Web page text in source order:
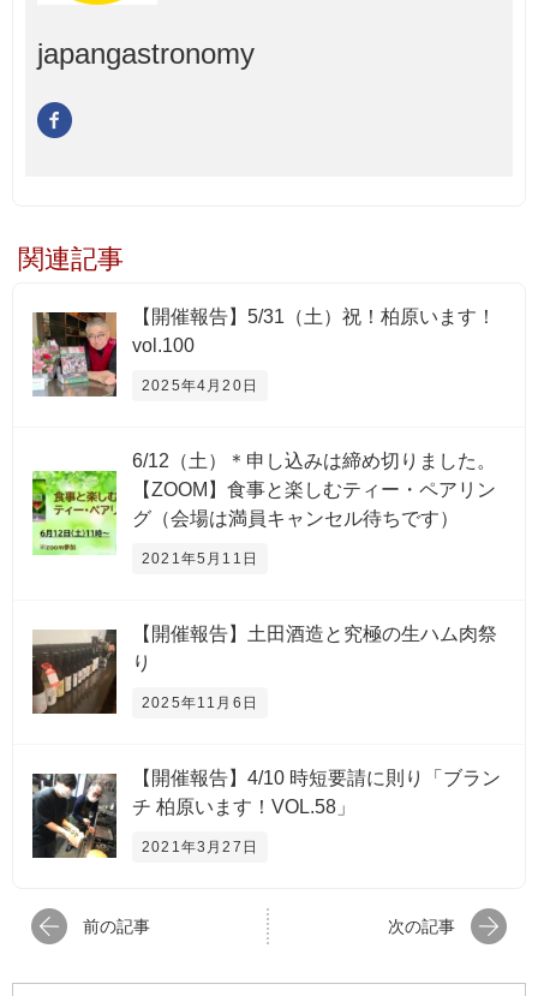
japangastronomy
関連記事
【開催報告】5/31（土）祝！柏原います！
vol.100
2025年4月20日
6/12（土）＊申し込みは締め切りました。
【ZOOM】食事と楽しむティー・ペアリン
グ（会場は満員キャンセル待ちです）
2021年5月11日
【開催報告】土田酒造と究極の生ハム肉祭
り
2025年11月6日
【開催報告】4/10 時短要請に則り「ブラン
チ 柏原います！VOL.58」
2021年3月27日
前の記事 次の記事